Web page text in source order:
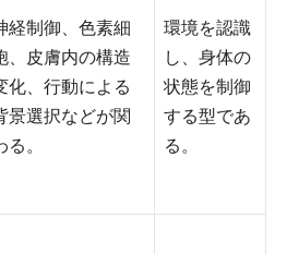
経制御、色素細
、皮膚内の構造
化、行動による
景選択などが関
る。
環境を認識
し、身体の
状態を制御
する型であ
る。